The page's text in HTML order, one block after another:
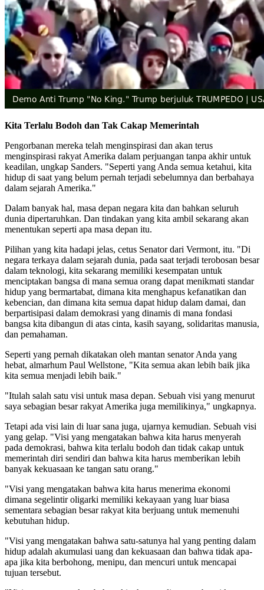
Kita Terlalu Bodoh dan Tak Cakap Memerintah
Pengorbanan mereka telah menginspirasi dan akan terus
menginspirasi rakyat Amerika dalam perjuangan tanpa akhir untuk
keadilan, ungkap Sanders. "Seperti yang Anda semua ketahui, kita
hidup di saat yang belum pernah terjadi sebelumnya dan berbahaya
dalam sejarah Amerika."
Dalam banyak hal, masa depan negara kita dan bahkan seluruh
dunia dipertaruhkan. Dan tindakan yang kita ambil sekarang akan
menentukan seperti apa masa depan itu.
Pilihan yang kita hadapi jelas, cetus Senator dari Vermont, itu. "Di
negara terkaya dalam sejarah dunia, pada saat terjadi terobosan besar
dalam teknologi, kita sekarang memiliki kesempatan untuk
menciptakan bangsa di mana semua orang dapat menikmati standar
hidup yang bermartabat, dimana kita menghapus kefanatikan dan
kebencian, dan dimana kita semua dapat hidup dalam damai, dan
berpartisipasi dalam demokrasi yang dinamis di mana fondasi
bangsa kita dibangun di atas cinta, kasih sayang, solidaritas manusia,
dan pemahaman.
Seperti yang pernah dikatakan oleh mantan senator Anda yang
hebat, almarhum Paul Wellstone, "Kita semua akan lebih baik jika
kita semua menjadi lebih baik."
"Itulah salah satu visi untuk masa depan. Sebuah visi yang menurut
saya sebagian besar rakyat Amerika juga memilikinya," ungkapnya.
Tetapi ada visi lain di luar sana juga, ujarnya kemudian. Sebuah visi
yang gelap. "Visi yang mengatakan bahwa kita harus menyerah
pada demokrasi, bahwa kita terlalu bodoh dan tidak cakap untuk
memerintah diri sendiri dan bahwa kita harus memberikan lebih
banyak kekuasaan ke tangan satu orang."
"Visi yang mengatakan bahwa kita harus menerima ekonomi
dimana segelintir oligarki memiliki kekayaan yang luar biasa
sementara sebagian besar rakyat kita berjuang untuk memenuhi
kebutuhan hidup.
"Visi yang mengatakan bahwa satu-satunya hal yang penting dalam
hidup adalah akumulasi uang dan kekuasaan dan bahwa tidak apa-
apa jika kita berbohong, menipu, dan mencuri untuk mencapai
tujuan tersebut.